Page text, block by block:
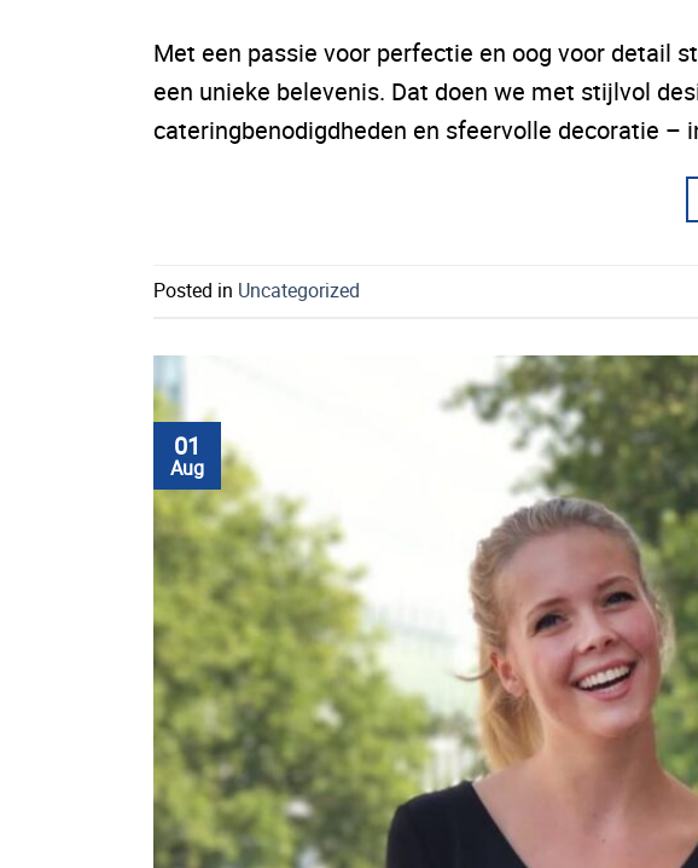
Met een passie voor perfectie en oog voor detail
een unieke belevenis. Dat doen we met stijlvol
cateringbenodigdheden en sfeervolle decoratie
Posted in Uncategorized
01
Aug